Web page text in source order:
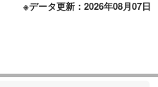
※データ更新：2026年08月07日